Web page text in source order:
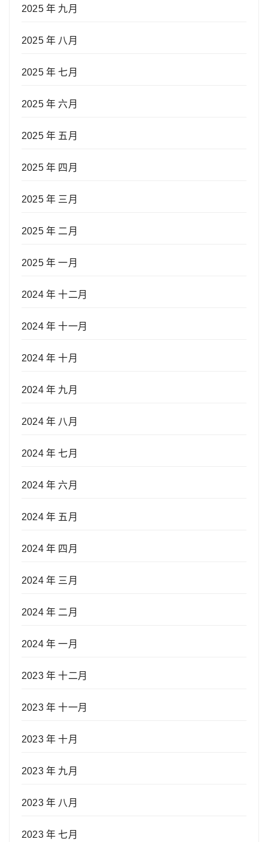
2025 年 九月
2025 年 八月
2025 年 七月
2025 年 六月
2025 年 五月
2025 年 四月
2025 年 三月
2025 年 二月
2025 年 一月
2024 年 十二月
2024 年 十一月
2024 年 十月
2024 年 九月
2024 年 八月
2024 年 七月
2024 年 六月
2024 年 五月
2024 年 四月
2024 年 三月
2024 年 二月
2024 年 一月
2023 年 十二月
2023 年 十一月
2023 年 十月
2023 年 九月
2023 年 八月
2023 年 七月